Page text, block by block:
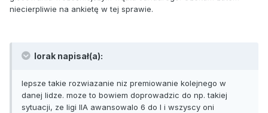
niecierpliwie na ankietę w tej sprawie.
lorak napisał(a):
lepsze takie rozwiazanie niz premiowanie kolejnego w
danej lidze. moze to bowiem doprowadzic do np. takiej
sytuacji, ze ligi IIA awansowalo 6 do I i wszyscy oni